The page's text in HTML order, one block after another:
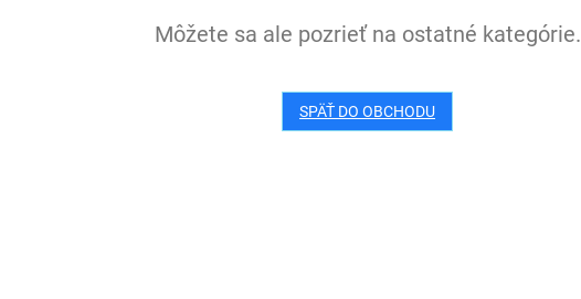
Môžete sa ale pozrieť na ostatné kategórie.
SPÄŤ DO OBCHODU